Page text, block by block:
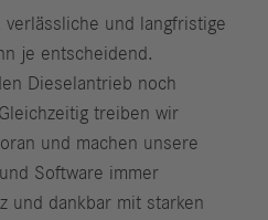
und langfristige
je entscheidend.
Dieselantrieb noch
treiben wir
und machen unsere
Software immer
und dankbar mit starken